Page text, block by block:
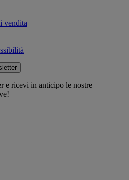
vendita
e ricevi in anticipo le nostre